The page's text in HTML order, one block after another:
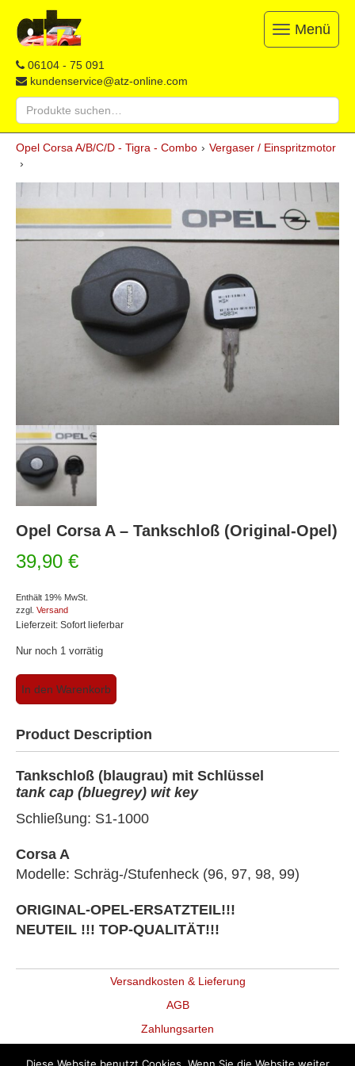
ATZ
Opel-
Ersatzteile
Restauration,
Reparatur
&
Ersatzteile
&
Onlineshop
06104 - 75 091
kundenservice@atz-online.com
Suche
nach:
Toggle
navigation
Menü
Skip
Opel Corsa A/B/C/D - Tigra - Combo › Vergaser / Einspritzmotor
›
Opel Corsa A – Tankschloß (Original-Opel)
39,90 €
Enthält 19% MwSt.
zzgl. Versand
Lieferzeit: Sofort lieferbar
Nur noch 1 vorrätig
Opel
Corsa
-
Opel)
Menge
In den Warenkorb
Product Description
Tankschloß (blaugrau) mit Schlüssel
tank cap (bluegrey) wit key
Schließung: S1-1000
Corsa A
Modelle: Schräg-/Stufenheck (96, 97, 98, 99)
ORIGINAL-OPEL-ERSATZTEIL!!!
NEUTEIL !!! TOP-QUALITÄT!!!
Versandkosten & Lieferung
AGB
Zahlungsarten